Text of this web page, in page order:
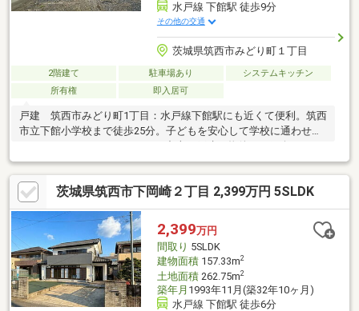
水戸線 下館駅 徒歩9分
その他の交通
茨城県筑西市みどり町１丁目
2階建て 駐車場あり
システムキッチン
所有権
即入居可
戸建 筑西市みどり町1丁目：水戸線下館駅にも近くて便利。筑西
市立下館小学校まで徒歩25分。子どもを安心して学校に通わせた
素敵な一戸建ては、暮ら
茨城県筑西市下岡崎２丁目 2,399万円 5SLDK
2,399万円
間取り 5SLDK
建物面積157.33m2
土地面積262.75m2
築年月 1993年11月(築32年10ヶ月)
水戸線 下館駅 徒歩6分